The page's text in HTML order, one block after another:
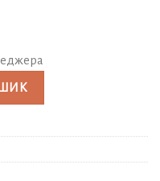
внутрішня кількість